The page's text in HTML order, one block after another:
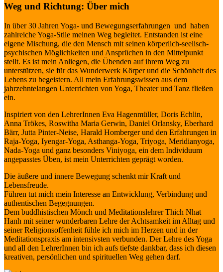
Weg und Richtung: Über mich
In über 30 Jahren Yoga- und Bewegungserfahrungen und haben
zahlreiche Yoga-Stile meinen Weg begleitet. Entstanden ist eine
eigene Mischung, die den Mensch mit seinen körperlich-seelisch-
psychischen Möglichkeiten und Ansprüchen in den Mittelpunkt
stellt. Es ist mein Anliegen, die Übenden auf ihrem Weg zu
unterstützen, sie für das Wunderwerk Körper und die Schönheit des
Lebens zu begeistern. All mein Erfahrungswissen aus dem
jahrzehntelangen Unterrichten von Yoga, Theater und Tanz fließen
ein.
Inspiriert von den LehrerInnen Eva Hagenmüller, Doris Echlin,
Anna Trökes, Roswitha Maria Gerwin, Daniel Orlansky, Eberhard
Bärr, Jutta Pinter-Neise, Harald Homberger und den Erfahrungen in
Raja-Yoga, Iyengar-Yoga, Asthanga-Yoga, Triyoga, Meridianyoga,
Nada-Yoga und ganz besonders Viniyoga, ein dem Individuum
angepasstes Üben, ist mein Unterrichten geprägt worden.
Die äußere und innere Bewegung schenkt mir Kraft und
Lebensfreude.
Führen tut mich mein Interesse an Entwicklung, Verbindung und
authentischen Begegnungen.
Dem buddhistischen Mönch und Meditationslehrer Thich Nhat
Hanh mit seiner wunderbaren Lehre der Achtsamkeit im Alltag und
seiner Religionsoffenheit fühle ich mich im Herzen und in der
Meditationspraxis am intensivsten verbunden. Der Lehre des Yoga
und all den LehrerInnen bin ich aufs tiefste dankbar, dass ich diesen
kreativen, persönlichen und spirituellen Weg gehen darf.